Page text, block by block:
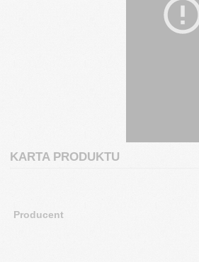
KARTA PRODUKTU
Producent